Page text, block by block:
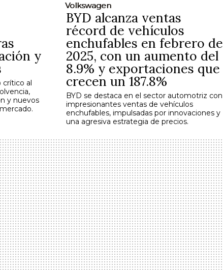
y
crítico al
y nuevos
Volkswagen
BYD alcanza ventas
récord de vehículos
enchufables en febrero de
2025, con un aumento del
8.9% y exportaciones que
crecen un 187.8%
BYD se destaca en el sector automotriz con
impresionantes ventas de vehículos
enchufables, impulsadas por innovaciones y
una agresiva estrategia de precios.